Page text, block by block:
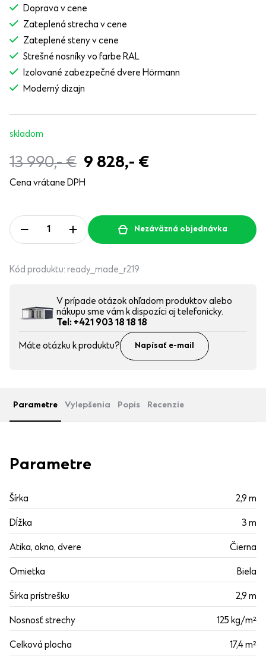
Doprava v cene
Zateplená strecha v cene
Zateplené steny v cene
Strešné nosníky vo farbe RAL
Izolované zabezpečné dvere Hörmann
Moderný dizajn
skladom
13 990,-€ 9 828,- €
Cena vrátane DPH
Nezáväzná objednávka
Kód produktu: ready_made_r219
V prípade otázok ohľadom produktov alebo
nákupu sme vám k dispozíci aj telefonicky.
Tel: +421 903 18 18 18
Máte otázku k produktu? Napísať e-mail
Parametre Vylepšenia Popis Recenzie
Parametre
Šírka 2,9 m
Dĺžka 3 m
Atika, okno, dvere Čierna
Omietka Biela
Šírka prístrešku 2,9 m
Nosnosť strechy 125 kg/m²
Celková plocha 17,4 m²